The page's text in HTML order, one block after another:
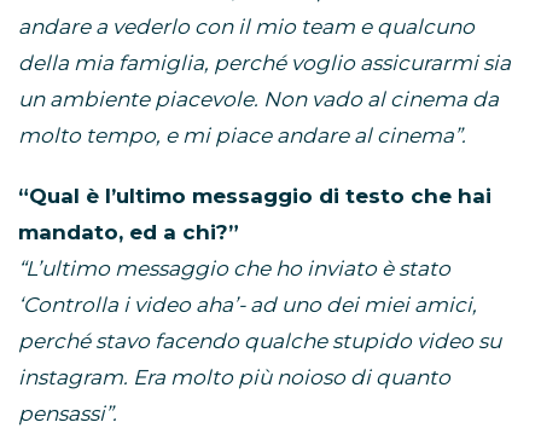
andare a vederlo con il mio team e qualcuno
della mia famiglia, perché voglio assicurarmi sia
un ambiente piacevole. Non vado al cinema da
molto tempo, e mi piace andare al cinema”.
“Qual è l’ultimo messaggio di testo che hai
mandato, ed a chi?”
“L’ultimo messaggio che ho inviato è stato
‘Controlla i video aha’- ad uno dei miei amici,
perché stavo facendo qualche stupido video su
instagram. Era molto più noioso di quanto
pensassi”.